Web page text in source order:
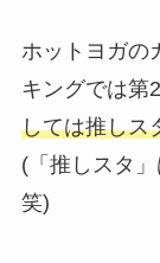
ホットヨガの
キングでは第
しては推しス
(「推しスタ
笑)